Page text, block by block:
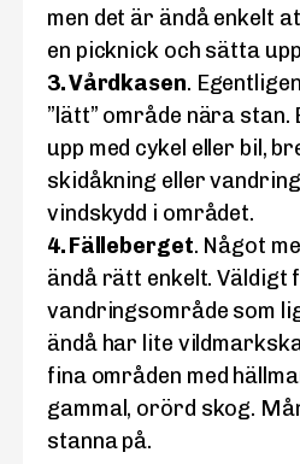
men det är ändå enkelt
en picknick och sätta
3. Vårdkasen.
”lätt” område nära stan.
upp med cykel eller bil,
skidåkning eller
vindskydd i området.
4. Fälleberget. Något
ändå rätt enkelt. Väldigt
vandringsområde som
ändå har lite
fina områden med
gammal, orörd skog.
stanna på.